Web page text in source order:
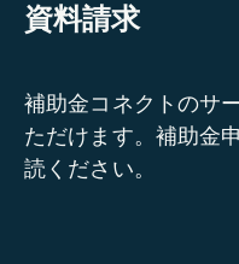
資料請求
補助金コネクトのサ
ただけます。補助金
読ください。